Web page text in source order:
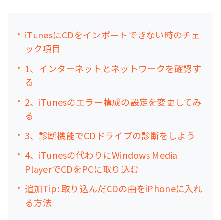
iTunesにCDをインポートできない時のチェ
ック項目
1、インターネットとネットワークを確認す
る
2、iTunesのエラー構成の設定を変更してみ
る
3、診断機能でCDドライブの診断をしよう
4、iTunesの代わりにWindows Media
PlayerでCDをPCに取り込む
追加Tip: 取り込んだCDの曲をiPhoneに入れ
る方法